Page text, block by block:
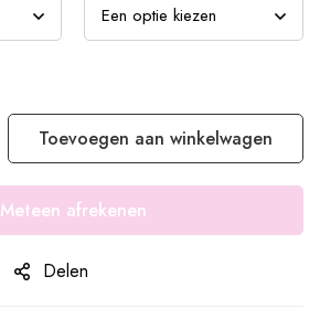
Toevoegen aan winkelwagen
Meteen afrekenen
Delen